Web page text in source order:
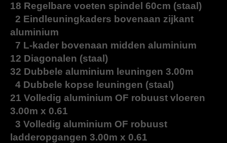
18 Regelbare voeten spindel 60cm (staal)
2 Eindleuningkaders bovenaan zijkant
aluminium
7 L-kader bovenaan midden aluminium
12 Diagonalen (staal)
32 Dubbele aluminium leuningen 3.00m
4 Dubbele kopse leuningen (staal)
21 Volledig aluminium OF robuust vloeren
3.00m x 0.61
3 Volledig aluminium OF robuust
ladderopgangen 3.00m x 0.61